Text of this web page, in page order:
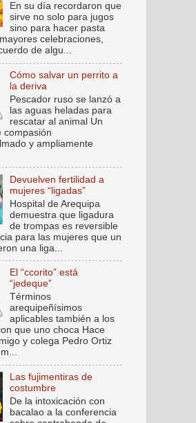
En su día recordaron que
sirve no solo para jugos
sino para hacer pasta
celebraciones,
de algu...
Cómo salvar un perrito a
la deriva
Pescador ruso se lanzó a
las aguas heladas para
rescatar al animal Un
compasión
y ampliamente
Devuelven fertilidad a
mujeres “ligadas”
Hospital de Arequipa
demuestra que ligadura
de trompas es reversible
para las mujeres que un
una liga...
El “ccorito” está
“jedeque”
Términos
arequipeñísimos
aplicables también a los
que uno choca Hace
y colega Pedro Ortiz
Las fujimentiras de
costumbre
De la intoxicación con
bacalao a la conferencia